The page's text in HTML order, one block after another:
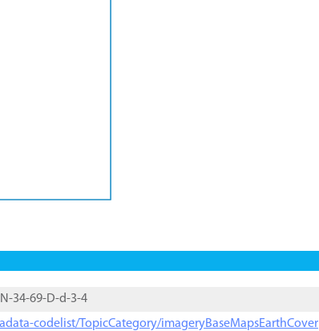
34-69-D-d-3-4
codelist/TopicCategory/imageryBaseMapsEarthCover